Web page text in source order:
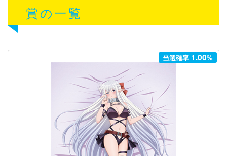
賞の一覧
当選確率 1.00%